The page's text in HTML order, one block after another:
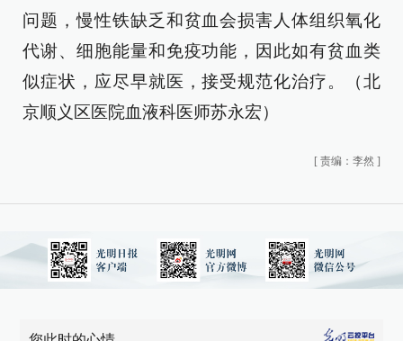
问题，慢性铁缺乏和贫血会损害人体组织氧化
代谢、细胞能量和免疫功能，因此如有贫血类
似症状，应尽早就医，接受规范化治疗。（北
京顺义区医院血液科医师苏永宏）
[ 责编：李然 ]